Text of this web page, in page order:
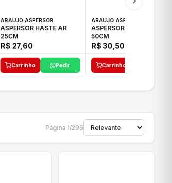
ARAUJO ASPERSOR
ASPERSOR HASTE AR
25CM
R$ 27,60
Carrinho Pedir
ARAUJO ASPERSOR
ASPERSOR HASTE AR
50CM
R$ 30,50
Carrinho
Página 1/296